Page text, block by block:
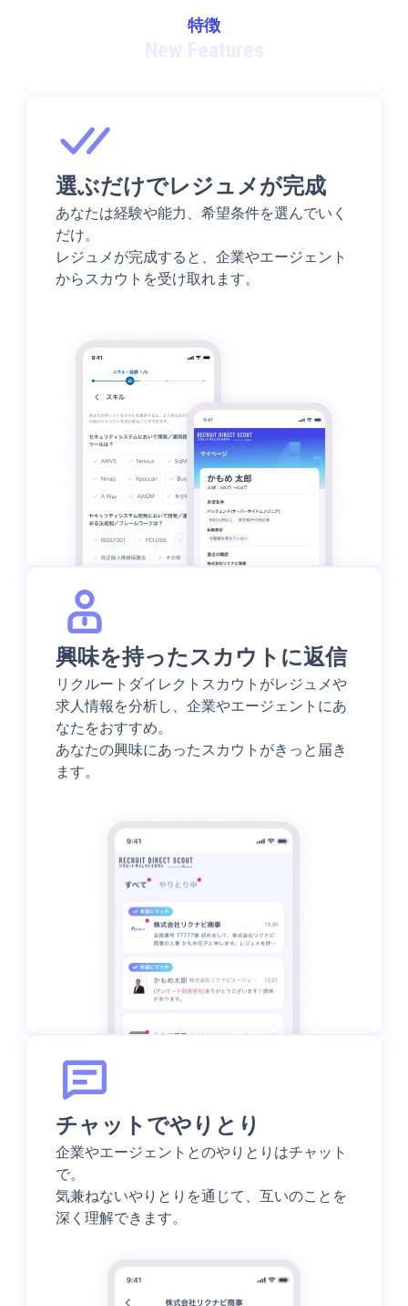
特徴
選ぶだけでレジュメが完成
あなたは経験や能力、希望条件を選んでいく
だけ。
レジュメが完成すると、企業やエージェント
からスカウトを受け取れます。
興味を持ったスカウトに返信
リクルートダイレクトスカウトがレジュメや
求人情報を分析し、企業やエージェントにあ
なたをおすすめ。
あなたの興味にあったスカウトがきっと届き
ます。
チャットでやりとり
企業やエージェントとのやりとりはチャット
で。
気兼ねないやりとりを通じて、互いのことを
深く理解できます。